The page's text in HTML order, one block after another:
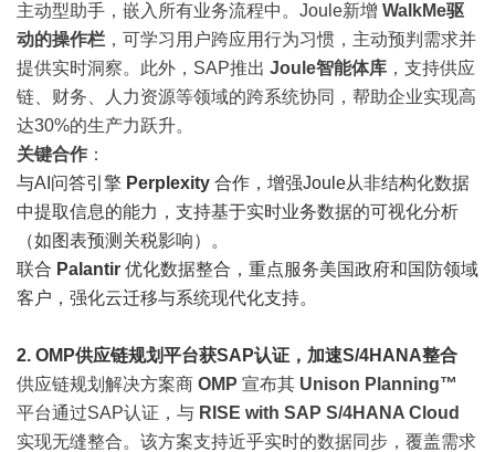
主动型助手，嵌入所有业务流程中。Joule新增 WalkMe驱
动的操作栏 ，可学习用户跨应用行为习惯，主动预判需求并
提供实时洞察。此外，SAP推出 Joule智能体库 ，支持供应
链、财务、人力资源等领域的跨系统协同，帮助企业实现高
达30%的生产力跃升。
关键合作 ：
与AI问答引擎 Perplexity 合作，增强Joule从非结构化数据
中提取信息的能力，支持基于实时业务数据的可视化分析
（如图表预测关税影响）。
联合 Palantir 优化数据整合，重点服务美国政府和国防领域
客户，强化云迁移与系统现代化支持。
2. OMP供应链规划平台获SAP认证，加速S/4HANA整合
供应链规划解决方案商 OMP 宣布其 Unison Planning™
平台通过SAP认证，与 RISE with SAP S/4HANA Cloud
实现无缝整合。该方案支持近乎实时的数据同步，覆盖需求